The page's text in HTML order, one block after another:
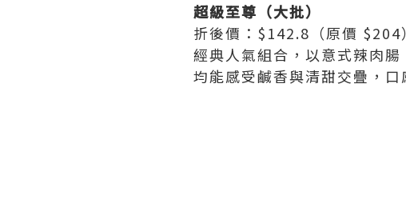
超級至尊（大批）
折後價：$142.8（原價 $204）
經典人氣組合，以意式辣肉
均能感受鹹香與清甜交疊，